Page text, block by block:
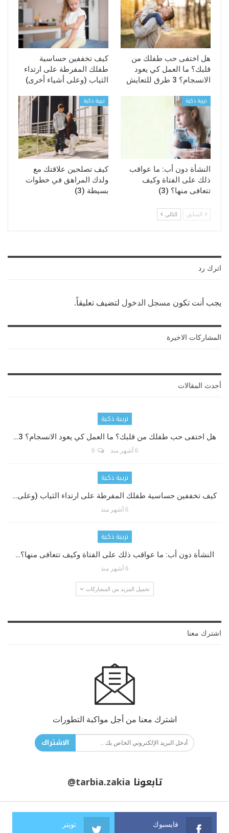
هل اختفى حب طفلك من
قلبك؟ ما العمل كي يعود
الانسجام؟ 3 طرق للتعايش
كيف تخففين حساسية
طفلك المفرطة على ارتداء
الثياب (وعلى أشياء أخرى)
تربية ذكية
النشأة دون أب: ما عواقب
ذلك على الفتاة وكيف
تتعافى منها؟ (3)
تربية ذكية
كيف تصلحين علاقتك مع
ولدك المراهق في خطوات
بسيطة (3)
السابق التالي
اترك رد
يجب أنت تكون مسجل الدخول لتضيف تعليقاً.
المشاركات الاخيرة
أحدث المقالات
تربية ذكية
هل اختفى حب طفلك من قلبك؟ ما العمل كي يعود الانسجام؟ 3…
6 أشهر منذ 0
تربية ذكية
كيف تخففين حساسية طفلك المفرطة على ارتداء الثياب (وعلى…
6 أشهر منذ
تربية ذكية
النشأة دون أب: ما عواقب ذلك على الفتاة وكيف تتعافى منها؟…
6 أشهر منذ
تحميل المزيد من المشاركات
اشترك معنا
اشترك معنا من أجل مواكبة التطورات
الاشتراك
تابعونا @tarbia.zakia
فايسبوك تويتر